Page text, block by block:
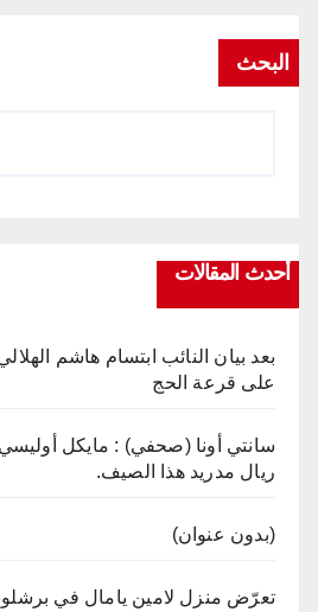
البحث
أحدث المقالات
بعد بيان النائب ابتسام هاشم
على قرعة الحج
سانتي أونا (صحفي) : مايكل أوليسي
ريال مدريد هذا الصيف.
(بدون عنوان)
تعرّض منزل لامين يامال في